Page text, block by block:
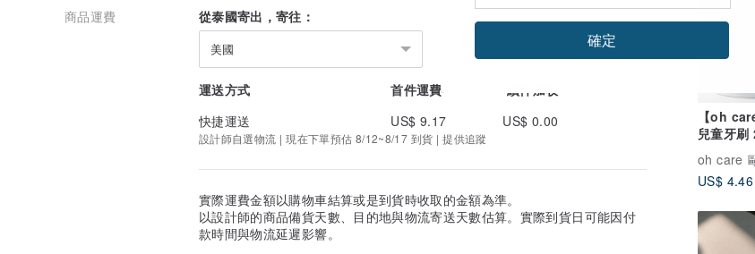
【oh
兒童牙刷
US$ 4.46
妥善保養眼鏡，有助延長壽命及保持清晰度。以下是一些貼心小貼士：
1. 清潔 - 使用超細纖維眼鏡布清除指紋與污漬 - 可用專用鏡片清潔液或溫和肥皂水清洗 - 避免
使用強烈化學劑或家居清潔劑，會損壞鍍膜
2. 存放 - 不佩戴時請放回眼鏡盒，避免刮花 - 切勿將鏡面朝下擺放，以免刮傷鏡片
4. 避免極端溫差 - 別將眼鏡長時間留在高溫車內或寒冷環境中 - 溫差劇烈會影響鍍膜與鏡框穩定
5. 定期調整 - 建議定期到眼鏡店作微調，確保配戴舒適 - 鬆動或歪斜的鏡框會影響視力與配戴體
6. 使用眼鏡掛繩 - 運動或外出活動時可加掛繩，避免眼鏡掉落
7. 定期檢查保養 - 定期交由專業眼鏡師清潔與檢查鏡框狀況
8. 避免直接接觸鏡片 - 請從鏡框兩側拿起眼鏡，減少鏡片留下指紋
商品運費 從泰國寄出，寄往：
美國
運送方式 首件運費
續件加收
快捷運送
US$ 9.17 US$ 0.00
設計師自選物流 | 現在下單預估 8/12~8/17 到貨 | 提供追蹤
實際運費金額以購物車結算或是到貨時收取的金額為準。
以設計師的商品備貨天數、目的地與物流寄送天數估算。實際到貨日可能因付
款時間與物流延遲影響。
確定